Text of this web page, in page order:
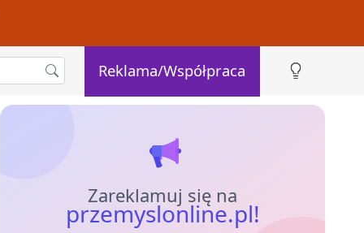
Reklama/Współpraca
Zareklamuj się na
przemyslonline.pl!